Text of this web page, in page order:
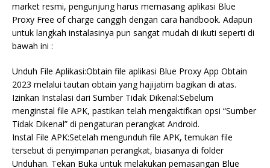
market resmi, pengunjung harus memasang aplikasi Blue
Proxy Free of charge canggih dengan cara handbook. Adapun
untuk langkah instalasinya pun sangat mudah di ikuti seperti di
bawah ini :
Unduh File Aplikasi:Obtain file aplikasi Blue Proxy App Obtain
2023 melalui tautan obtain yang hajijatim bagikan di atas.
Izinkan Instalasi dari Sumber Tidak Dikenal:Sebelum
menginstal file APK, pastikan telah mengaktifkan opsi “Sumber
Tidak Dikenal” di pengaturan perangkat Android.
Instal File APK:Setelah mengunduh file APK, temukan file
tersebut di penyimpanan perangkat, biasanya di folder
Unduhan. Tekan Buka untuk melakukan pemasangan Blue